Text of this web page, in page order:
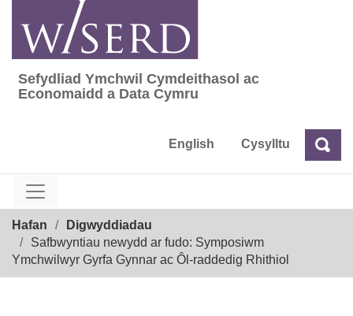
content
Sefydliad Ymchwil Cymdeithasol ac
Sefydliad Ymchwil Cymdeithasol ac
Economaidd a Data Cymru
English Cysylltu Chwilio
Hafan
Digwyddiadau
Safbwyntiau newydd ar fudo: Symposiwm
Ymchwilwyr Gyrfa Gynnar ac Ôl-raddedig Rhithiol